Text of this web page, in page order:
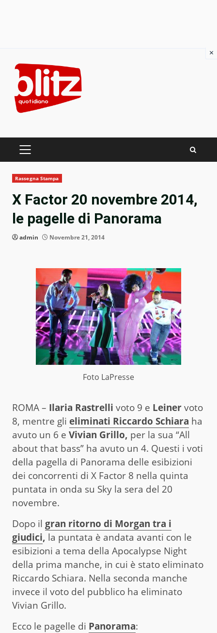
content
PRIMARY
Rassegna Stampa
X Factor 20 novembre 2014,
le pagelle di Panorama
admin Novembre 21, 2014
Foto LaPresse
ROMA – Ilaria Rastrelli voto 9 e Leinervoto
8, mentre gli eliminati Riccardo Schiara ha
avuto un 6 e Vivian Grillo, per la sua “All
about that bass” ha avuto un 4. Questi i voti
della pagella di Panorama delle esibizioni
dei concorrenti di X Factor 8 nella quinta
puntata in onda su Sky la sera del 20
novembre.
Dopo il gran ritorno di Morgan tra i
giudici, la puntata è andata avanti con le
esibizioni a tema della Apocalypse Night
della prima manche, in cui è stato eliminato
Riccardo Schiara. Nella seconda manche
invece il voto del pubblico ha eliminato
Vivian Grillo.
Ecco le pagelle di Panorama:
×